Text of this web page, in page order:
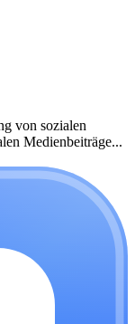
von sozialen
Medienbeiträge...